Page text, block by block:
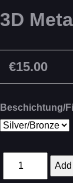
3D
€15.00
Beschichtung/